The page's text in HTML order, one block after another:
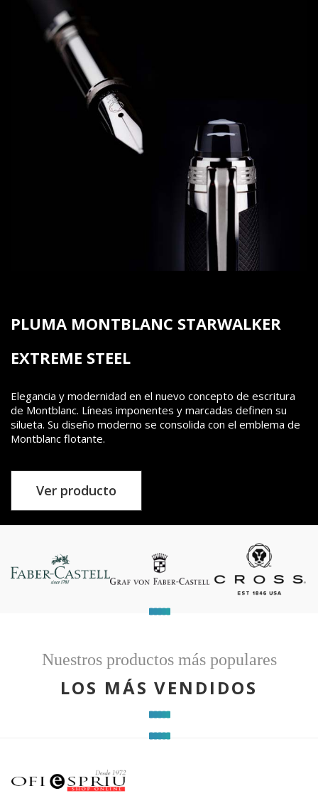
PLUMA MONTBLANC STARWALKER
EXTREME STEEL
Elegancia y modernidad en el nuevo concepto de escritura
de Montblanc. Líneas imponentes y marcadas definen su
silueta. Su diseño moderno se consolida con el emblema de
Montblanc flotante.
Ver producto
Nuestros productos más populares
LOS MÁS VENDIDOS